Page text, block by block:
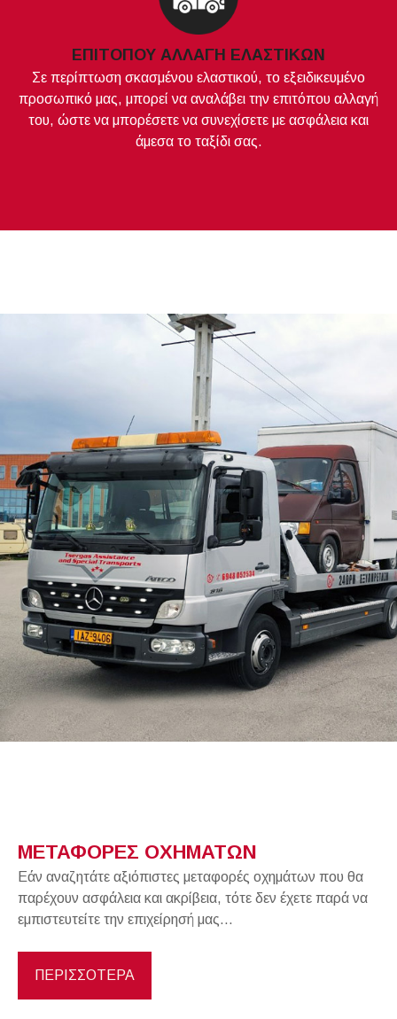
ΕΠΙΤΟΠΟΥ ΑΛΛΑΓΗ ΕΛΑΣΤΙΚΩΝ
Σε περίπτωση σκασμένου ελαστικού, το εξειδικευμένο
προσωπικό μας, μπορεί να αναλάβει την επιτόπου αλλαγή
του, ώστε να μπορέσετε να συνεχίσετε με ασφάλεια και
άμεσα το ταξίδι σας.
ΜΕΤΑΦΟΡΕΣ ΟΧΗΜΑΤΩΝ
Εάν αναζητάτε αξιόπιστες μεταφορές οχημάτων που θα
παρέχουν ασφάλεια και ακρίβεια, τότε δεν έχετε παρά να
εμπιστευτείτε την επιχείρησή μας...
ΠΕΡΙΣΣΟΤΕΡΑ